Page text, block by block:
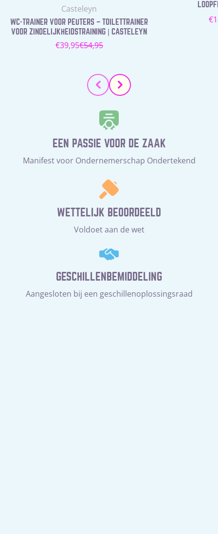
Leverancier:
Casteleyn
WC-TRAINER VOOR PEUTERS – TOILETTRAINER
VOOR ZINDELIJKHEIDSTRAINING | CASTELEYN
Verkoopprijs
€39,95Normale
€54,95
EEN PASSIE VOOR DE ZAAK
Manifest voor Ondernemerschap Ondertekend
WETTELIJK BEOORDEELD
Voldoet aan de wet
GESCHILLENBEMIDDELING
Aangesloten bij een geschillenoplossingsraad